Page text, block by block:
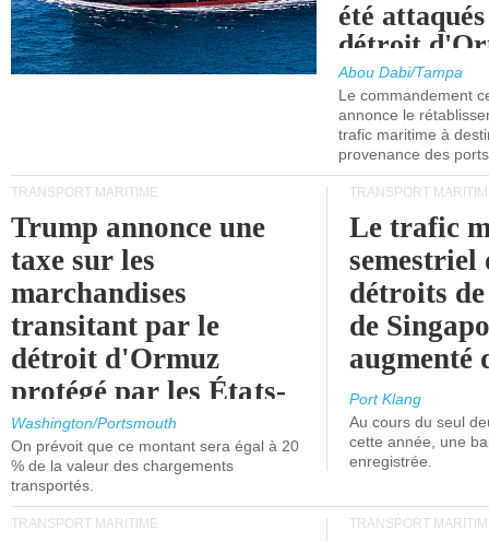
été
détroit
Abou Dabi/Tampa
Le commandement
annonce le
trafic maritime à
provenance des
TRANSPORT MARITIME
Trump annonce une
taxe sur les
marchandises
transitant par le
détroit d'Ormuz
protégé par les États-
Unis.
Washington/Portsmouth
On prévoit que ce montant sera égal à 20
% de la valeur des chargements
transportés.
TRANSPORT
Le trafic
semestriel
détroits
de
augmenté
Port Klang
Au cours du seul
cette année, une
enregistrée.
TRANSPORT MARITIME TRANSPORT